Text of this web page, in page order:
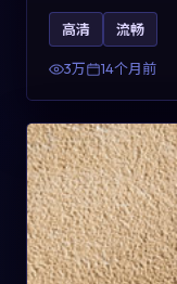
雨、凯特·布兰切
女性视角重写传
好者的高清观影选
高清 流畅
3万 14个月前